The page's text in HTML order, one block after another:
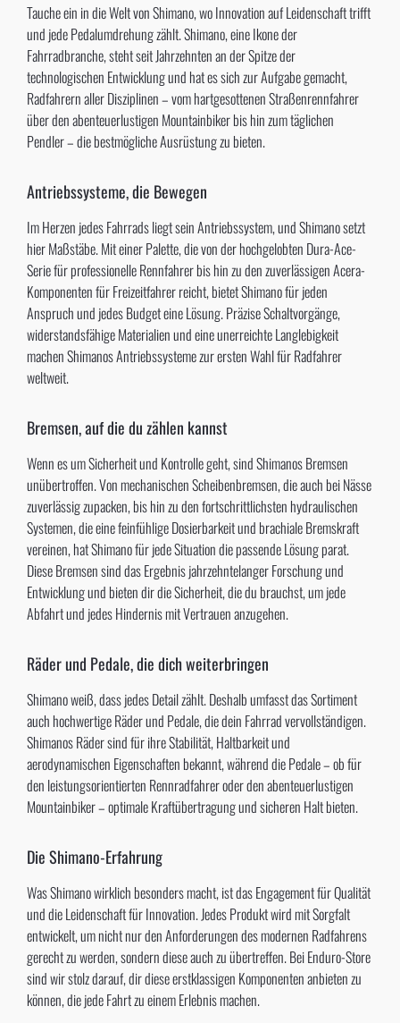
Tauche ein in die Welt von Shimano, wo Innovation auf Leidenschaft trifft
und jede Pedalumdrehung zählt. Shimano, eine Ikone der
Fahrradbranche, steht seit Jahrzehnten an der Spitze der
technologischen Entwicklung und hat es sich zur Aufgabe gemacht,
Radfahrern aller Disziplinen – vom hartgesottenen Straßenrennfahrer
über den abenteuerlustigen Mountainbiker bis hin zum täglichen
Pendler – die bestmögliche Ausrüstung zu bieten.
Antriebssysteme, die Bewegen
Im Herzen jedes Fahrrads liegt sein Antriebssystem, und Shimano setzt
hier Maßstäbe. Mit einer Palette, die von der hochgelobten Dura-Ace-
Serie für professionelle Rennfahrer bis hin zu den zuverlässigen Acera-
Komponenten für Freizeitfahrer reicht, bietet Shimano für jeden
Anspruch und jedes Budget eine Lösung. Präzise Schaltvorgänge,
widerstandsfähige Materialien und eine unerreichte Langlebigkeit
machen Shimanos Antriebssysteme zur ersten Wahl für Radfahrer
weltweit.
Bremsen, auf die du zählen kannst
Wenn es um Sicherheit und Kontrolle geht, sind Shimanos Bremsen
unübertroffen. Von mechanischen Scheibenbremsen, die auch bei Nässe
zuverlässig zupacken, bis hin zu den fortschrittlichsten hydraulischen
Systemen, die eine feinfühlige Dosierbarkeit und brachiale Bremskraft
vereinen, hat Shimano für jede Situation die passende Lösung parat.
Diese Bremsen sind das Ergebnis jahrzehntelanger Forschung und
Entwicklung und bieten dir die Sicherheit, die du brauchst, um jede
Abfahrt und jedes Hindernis mit Vertrauen anzugehen.
Räder und Pedale, die dich weiterbringen
Shimano weiß, dass jedes Detail zählt. Deshalb umfasst das Sortiment
auch hochwertige Räder und Pedale, die dein Fahrrad vervollständigen.
Shimanos Räder sind für ihre Stabilität, Haltbarkeit und
aerodynamischen Eigenschaften bekannt, während die Pedale – ob für
den leistungsorientierten Rennradfahrer oder den abenteuerlustigen
Mountainbiker – optimale Kraftübertragung und sicheren Halt bieten.
Die Shimano-Erfahrung
Was Shimano wirklich besonders macht, ist das Engagement für Qualität
und die Leidenschaft für Innovation. Jedes Produkt wird mit Sorgfalt
entwickelt, um nicht nur den Anforderungen des modernen Radfahrens
gerecht zu werden, sondern diese auch zu übertreffen. Bei Enduro-Store
sind wir stolz darauf, dir diese erstklassigen Komponenten anbieten zu
können, die jede Fahrt zu einem Erlebnis machen.